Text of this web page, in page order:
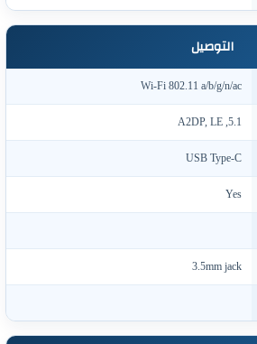
التوصيل
Wi-Fi 802.11 a/b/g/n/ac
USB Type-C
3.5mm jack